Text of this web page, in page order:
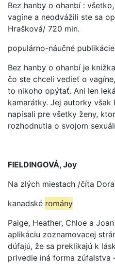
Bez hanby o ohanbí :
vagíne a neodvážili ste sa
Hrašková/ 720 min.
populárno-náučné publikácie
Bez hanby o ohanbí je
čo ste chceli vedieť o
to nikoho opýtať. Ani len
kamarátky. Jej autorky však
napísali pre všetky ženy,
rozhodnutia o svojom
FIELDINGOVÁ, Joy
Na zlých miestach /číta
kanadské romány
Paige, Heather, Chloe a
aplikáciu zoznamovacej
dúfajú, že sa preklikajú k
privedie iná forma zúfalstva